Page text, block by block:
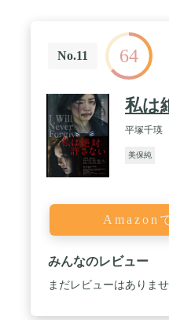
No.11 64
私は
平塚千瑛
美保純
Amazon
みんなのレビュー
まだレビューはありま